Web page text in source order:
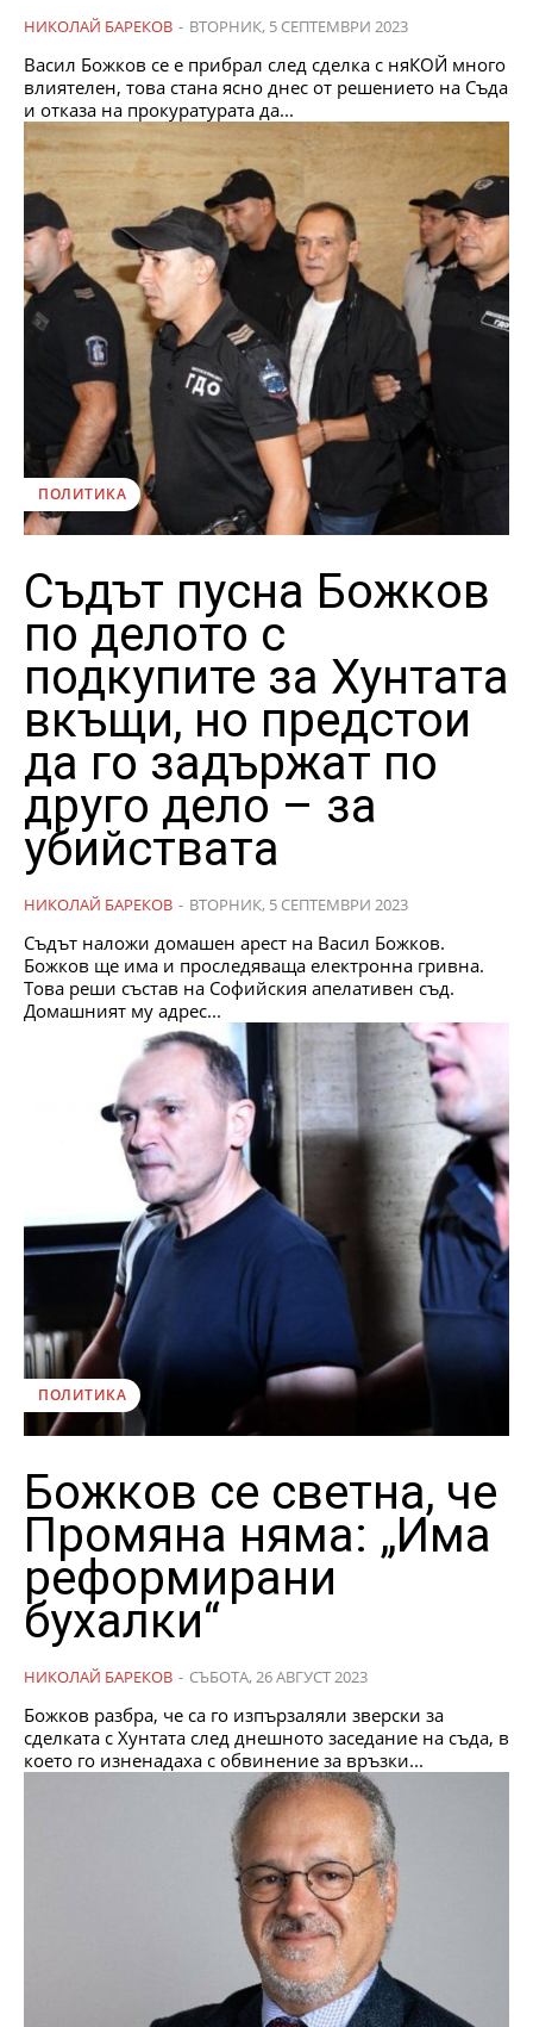
НИКОЛАЙ БАРЕКОВ - ВТОРНИК, 5 СЕПТЕМВРИ 2023
Васил Божков се е прибрал след сделка с няКОЙ много
влиятелен, това стана ясно днес от решението на Съда
и отказа на прокуратурата да...
ПОЛИТИКА
Съдът пусна Божков
по делото с
подкупите за Хунтата
вкъщи, но предстои
да го задържат по
друго дело – за
убийствата
НИКОЛАЙ БАРЕКОВ - ВТОРНИК, 5 СЕПТЕМВРИ 2023
Съдът наложи домашен арест на Васил Божков.
Божков ще има и проследяваща електронна гривна.
Това реши състав на Софийския апелативен съд.
Домашният му адрес...
ПОЛИТИКА
Божков се светна, че
Промяна няма: „Има
реформирани
бухалки“
НИКОЛАЙ БАРЕКОВ - СЪБОТА, 26 АВГУСТ 2023
Божков разбра, че са го изпързаляли зверски за
сделката с Хунтата след днешното заседание на съда, в
което го изненадаха с обвинение за връзки...